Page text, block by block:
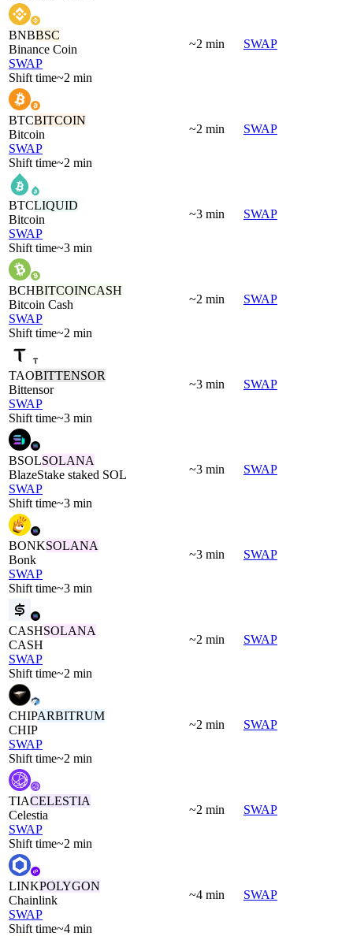
BNBBSC
Binance Coin
SWAP
Shift time~2 min
~2 min SWAP
BTCBITCOIN
Bitcoin
SWAP
Shift time~2 min
~2 min SWAP
BTCLIQUID
Bitcoin
SWAP
Shift time~3 min
~3 min SWAP
BCHBITCOINCASH
Bitcoin Cash
SWAP
Shift time~2 min
~2 min SWAP
TAOBITTENSOR
Bittensor
SWAP
Shift time~3 min
~3 min SWAP
BSOLSOLANA
BlazeStake staked SOL
SWAP
Shift time~3 min
~3 min SWAP
BONKSOLANA
Bonk
SWAP
Shift time~3 min
~3 min SWAP
CASHSOLANA
CASH
SWAP
Shift time~2 min
~2 min SWAP
CHIPARBITRUM
CHIP
SWAP
Shift time~2 min
~2 min SWAP
TIACELESTIA
Celestia
SWAP
Shift time~2 min
~2 min SWAP
LINKPOLYGON
Chainlink
SWAP
Shift time~4 min
~4 min SWAP